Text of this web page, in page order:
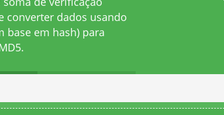
converter dados usando
base em hash) para